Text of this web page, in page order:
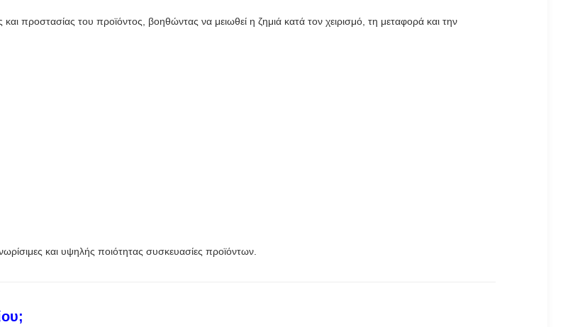
προστασίας του προϊόντος, βοηθώντας να μειωθεί η ζημιά κατά τον χειρισμό, τη μεταφορά και την
και υψηλής ποιότητας συσκευασίες προϊόντων.